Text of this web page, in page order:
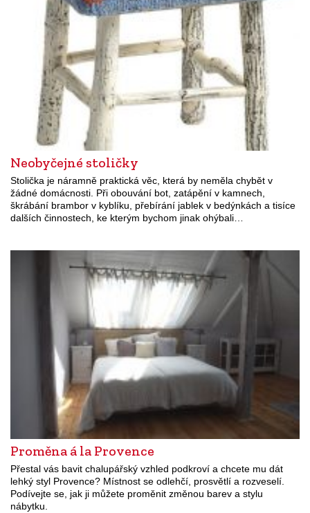
Neobyčejné stoličky
Stolička je náramně praktická věc, která by neměla chybět v
žádné domácnosti. Při obouvání bot, zatápění v kamnech,
škrábání brambor v kyblíku, přebírání jablek v bedýnkách a tisíce
dalších činnostech, ke kterým bychom jinak ohýbali…
Proměna á la Provence
Přestal vás bavit chalupářský vzhled podkroví a chcete mu dát
lehký styl Provence? Místnost se odlehčí, prosvětlí a rozveselí.
Podívejte se, jak ji můžete proměnit změnou barev a stylu
nábytku.